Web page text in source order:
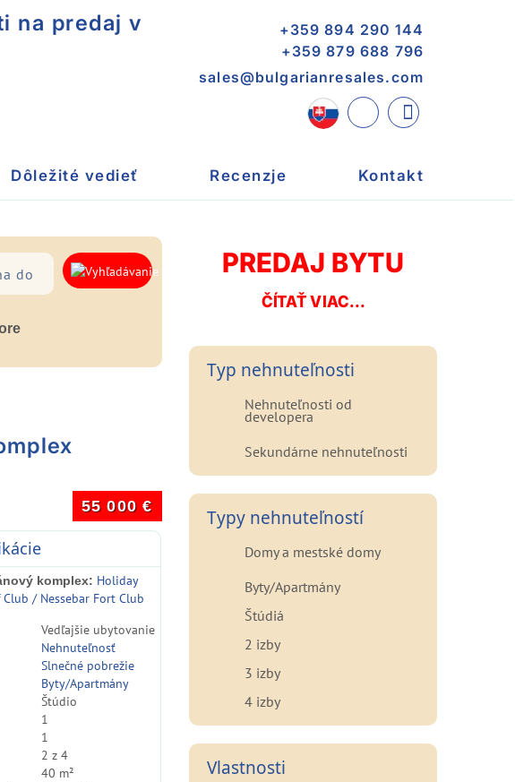
na predaj v
+359 894 290 144
+359 879 688 796
sales@bulgarianresales.com
Dôležité vedieť Recenzje Kontakt
55 000€
komplex: Holiday
/ Nessebar Fort Club
Vedľajšie ubytovanie
Nehnuteľnosť
Slnečné pobrežie
Byty/Apartmány
Štúdio
1
1
2 z 4
40 m²
PREDAJ BYTU
ČÍTAŤ VIAC...
Typ nehnuteľnosti
Nehnuteľnosti od
developera
Sekundárne nehnuteľnosti
Typy nehnuteľností
Domy a mestské domy
Byty/Apartmány
Štúdiá
2 izby
3 izby
4 izby
Vlastnosti